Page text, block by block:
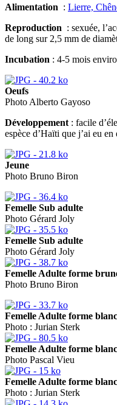
Alimentation : Lierre,
Reproduction : sexuée,
de long sur 2,5 mm de
Incubation : 4-5 mois
Oeufs
Photo Alberto Gayoso
Développement : facile
espèce d’Haïti que j’ai eu
Jeune
Photo Bruno Biron
Femelle Sub adulte
Photo Gérard Joly
Femelle Sub adulte
Photo Gérard Joly
Femelle Adulte forme
Photo Bruno Biron
Femelle Adulte forme
Photo : Jurian Sterk
Femelle Adulte forme
Photo Pascal Vieu
Femelle Adulte forme
Photo : Jurian Sterk